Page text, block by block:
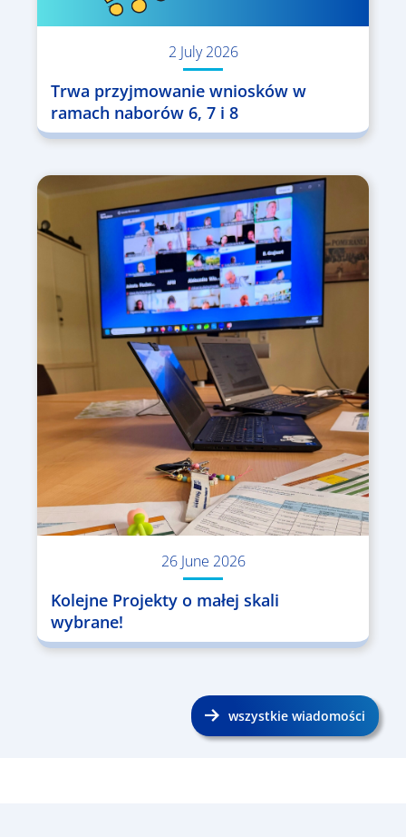
2 July 2026
Trwa przyjmowanie wniosków w
ramach naborów 6, 7 i 8
26 June 2026
Kolejne Projekty o małej skali
wybrane!
wszystkie wiadomości